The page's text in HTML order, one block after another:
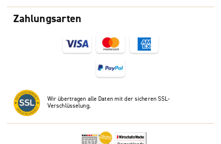
Zahlungsarten
Wir übertragen alle Daten mit der sicheren SSL-
Verschlüsselung.